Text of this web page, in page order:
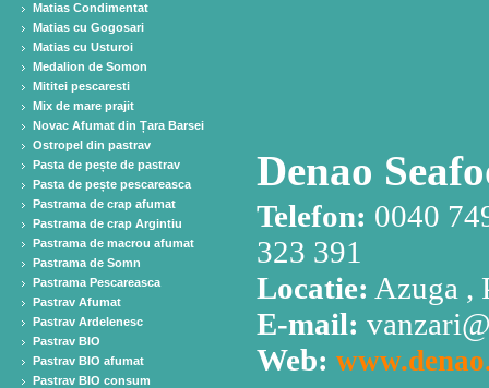
Matias Condimentat
Matias cu Gogosari
Matias cu Usturoi
Medalion de Somon
Mititei pescaresti
Mix de mare prajit
Novac Afumat din Țara Barsei
Ostropel din pastrav
Pasta de pește de pastrav
Pasta de pește pescareasca
Pastrama de crap afumat
Pastrama de crap Argintiu
Pastrama de macrou afumat
Pastrama de Somn
Pastrama Pescareasca
Pastrav Afumat
Pastrav Ardelenesc
Pastrav BIO
Pastrav BIO afumat
Pastrav BIO consum
Denao
Telefon: 0040
323 391​
Locatie: Azuga ,
E-mail:
Web: